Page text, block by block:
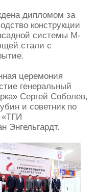
дипломом за
конструкции
системы М-
стали с
церемония
генеральный
Сергей Соболев,
и советник по
Энгельгардт.